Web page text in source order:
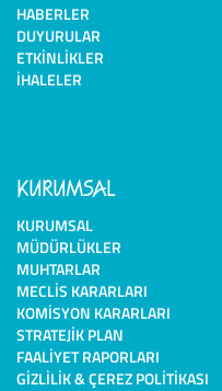
HABERLER
DUYURULAR
ETKINLIKLER
İHALELER
KURUMSAL
KURUMSAL
MÜDÜRLÜKLER
MUHTARLAR
MECLIS KARARLARI
KOMISYON KARARLARI
STRATEJIK PLAN
FAALIYET RAPORLARI
GIZLILIK & ÇEREZ POLITIKASI